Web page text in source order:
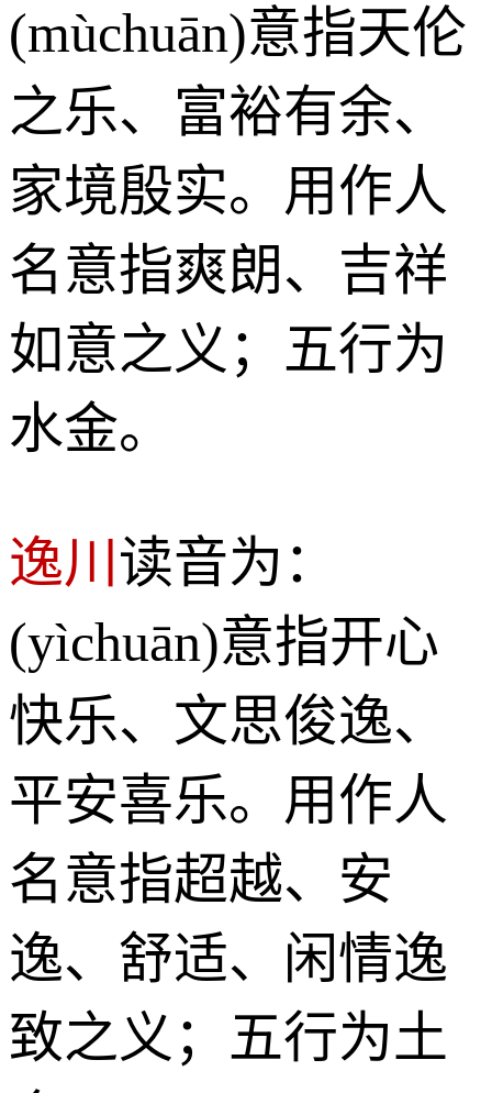
(mùchuān)意指天伦
之乐、富裕有余、
家境殷实。用作人
名意指爽朗、吉祥
如意之义；五行为
水金。
逸川 读音为：
(yìchuān)意指开心
快乐、文思俊逸、
平安喜乐。用作人
名意指超越、安
逸、舒适、闲情逸
致之义；五行为土